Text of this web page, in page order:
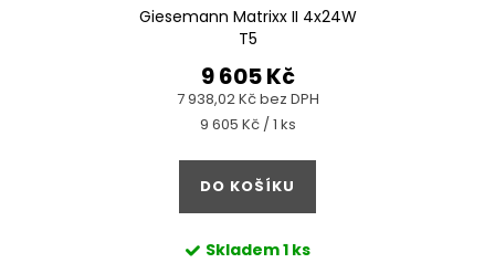
Giesemann Matrixx II 4x24W
T5
7 938,02 Kč bez DPH
9 605 Kč
Měrná
9 605 Kč / 1 ks
DO KOŠÍKU
Skladem1 ks